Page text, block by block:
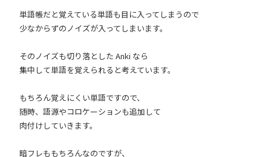
単語帳だと覚えている単語も目に入ってしまうので
少なからずのノイズが入ってしまいます。
そのノイズも切り落とした Anki なら
集中して単語を覚えられると考えています。
もちろん覚えにくい単語ですので、
随時、語源やコロケーションも追加して
肉付けしていきます。
暗フレももちろんなのですが、